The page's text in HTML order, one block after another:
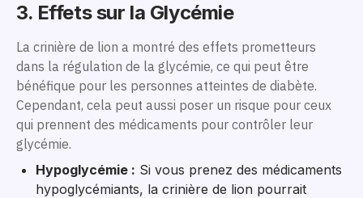
3. Effets sur la Glycémie
La crinière de lion a montré des effets prometteurs
dans la régulation de la glycémie, ce qui peut être
bénéfique pour les personnes atteintes de diabète.
Cependant, cela peut aussi poser un risque pour ceux
qui prennent des médicaments pour contrôler leur
glycémie.
Hypoglycémie : Si vous prenez des médicaments
hypoglycémiants, la crinière de lion pourrait